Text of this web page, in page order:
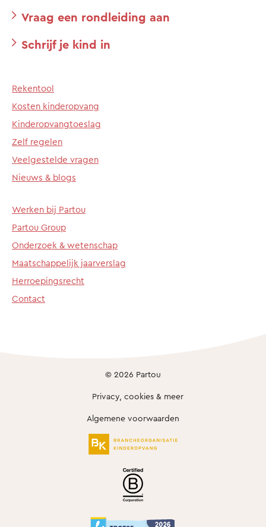
Vraag een rondleiding aan
Schrijf je kind in
Rekentool
Kosten kinderopvang
Kinderopvangtoeslag
Zelf regelen
Veelgestelde vragen
Nieuws & blogs
Werken bij Partou
Partou Group
Onderzoek & wetenschap
Maatschappelijk jaarverslag
Herroepingsrecht
Contact
© 2026 Partou
Privacy, cookies & meer
Algemene voorwaarden